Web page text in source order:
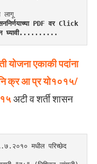
लागू
PDF वर Click
घ्यावी..........
योजनाएकाकीपदांना
क्रआप्रयो१०१५/
अटी व शर्ती शासन
मधील परिच्छेद